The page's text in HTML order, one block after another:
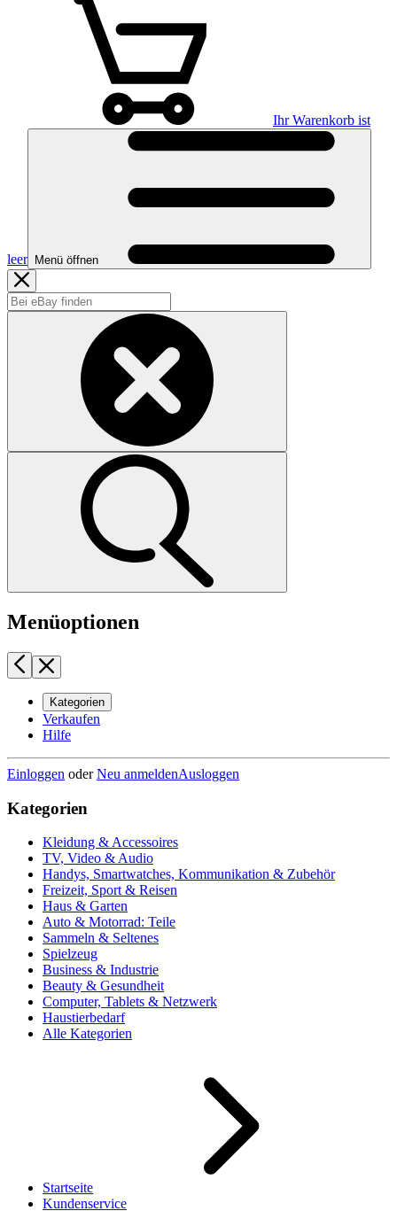
Ihr Warenkorb ist
leer Menü öffnen
Menüoptionen
Kategorien
Verkaufen
Hilfe
Einloggen oderNeu anmeldenAusloggen
Kategorien
Kleidung & Accessoires
TV, Video & Audio
Handys, Smartwatches, Kommunikation & Zubehör
Freizeit, Sport & Reisen
Haus & Garten
Auto & Motorrad: Teile
Sammeln & Seltenes
Spielzeug
Business & Industrie
Beauty & Gesundheit
Computer, Tablets & Netzwerk
Haustierbedarf
Alle Kategorien
Startseite
Kundenservice